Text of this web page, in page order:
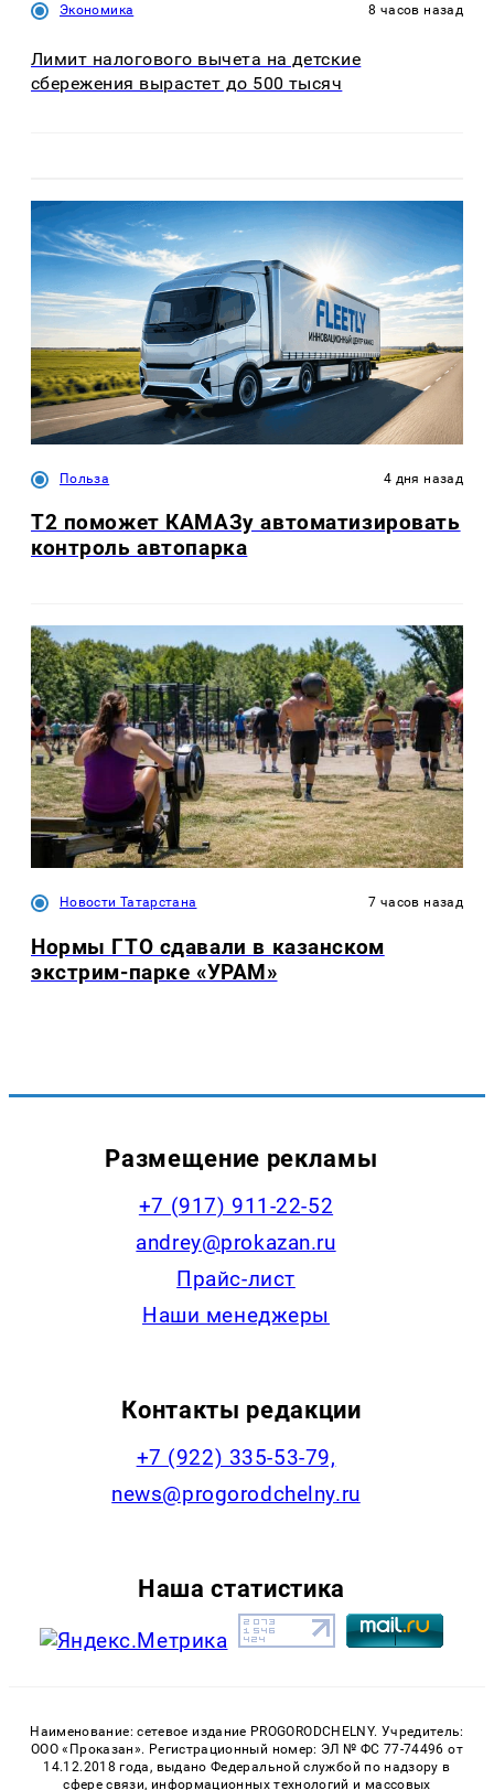
Экономика 8 часов назад
Лимит налогового вычета на детские
сбережения вырастет до 500 тысяч
Польза 4 дня назад
T2 поможет КАМАЗу автоматизировать
контроль автопарка
Новости Татарстана 7 часов назад
Нормы ГТО сдавали в казанском
экстрим-парке «УРАМ»
Размещение рекламы
+7 (917) 911-22-52
andrey@prokazan.ru
Прайс-лист
Наши менеджеры
Контакты редакции
+7 (922) 335-53-79,
news@progorodchelny.ru
Наша статистика
Наименование: сетевое издание PROGORODCHELNY. Учредитель:
ООО «Проказан». Регистрационный номер: ЭЛ № ФС 77-74496 от
14.12.2018 года, выдано Федеральной службой по надзору в
сфере связи, информационных технологий и массовых